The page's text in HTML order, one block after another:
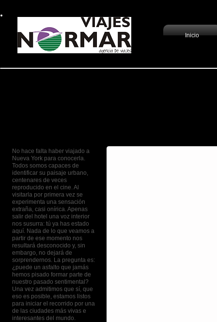
No hace falta haber viajado a
Nueva York para conocerla.
Todos somos capaces de
identificar su paisaje urbano,
centenares de veces
reproducido en el cine. Al
visitarla por primera vez se
experimenta una sensación
extraña, casi onírica. Apenas
salir del hotel una voz interior
nos susurra: tú ya has estado
aquí. Nada de lo que veamos a
partir de ese momento nos
resultará desconocido y, sin
embargo, no dejará de
sorprendernos. La pregunta es:
¿puede un asfalto que jamás
hemos pisado formar parte de
nuestro pasado sentimental?
Una vez admitimos que sí, que
eso es posible, estamos listos
para iniciar el recorrido por una
de las ciudades más vivas e
interesantes del mundo.
Inicio